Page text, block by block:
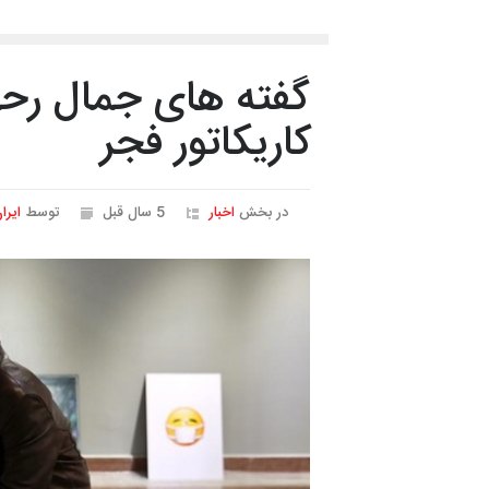
گفته های جمال
کاریکاتور فجر
در بخش اخبار 5 سال قبل توسط